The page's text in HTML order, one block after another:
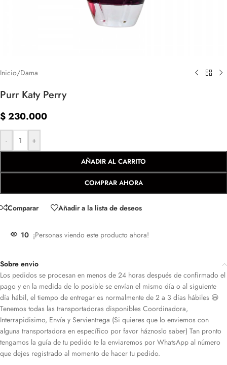
Inicio/Dama
Purr Katy Perry
$230.000
- +
AÑADIR AL CARRITO
COMPRAR AHORA
Comparar Añadir a la lista de deseos
10 ¡Personas viendo este producto ahora!
Sobre envio
Los pedidos se procesan en menos de 24 horas después de confirmado el
pago y en la medida de lo posible se envían el mismo día o al siguiente
día hábil, el tiempo de entregar es normalmente de 2 a 3 días hábiles 😃
Tenemos todas las transportadoras disponibles Coordinadora,
Interrapidisimo, Envía y Servientrega (Si quieres que lo enviemos con
alguna transportadora en específico por favor háznoslo saber) Tan pronto
tengamos la guía de tu pedido te la enviaremos por WhatsApp al número
que dejes registrado al momento de hacer tu pedido.